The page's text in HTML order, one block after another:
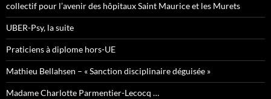
collectif pour l’avenir des hôpitaux Saint Maurice et les Murets
UBER-Psy, la suite
Praticiens à diplome hors-UE
Mathieu Bellahsen – « Sanction disciplinaire déguisée »
Madame Charlotte Parmentier-Lecocq …